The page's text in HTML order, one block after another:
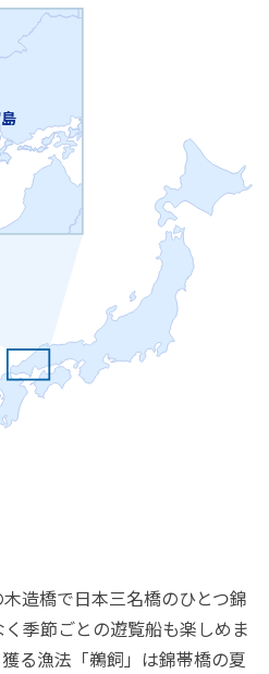
造橋で日本三名橋のひとつ錦
季節ごとの遊覧船も楽しめま
る漁法「鵜飼」は錦帯橋の夏